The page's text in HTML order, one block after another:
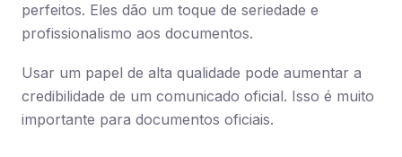
perfeitos. Eles dão um toque de seriedade e
profissionalismo aos documentos.
Usar um papel de alta qualidade pode aumentar a
credibilidade de um comunicado oficial. Isso é muito
importante para documentos oficiais.